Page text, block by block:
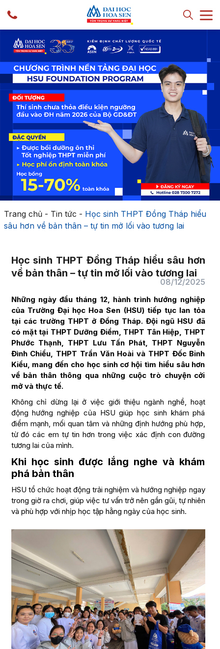
Trang chủ- Tin tức - Học sinh THPT Đồng Tháp hiểu
sâu hơn về bản thân – tự tin mở lối vào tương lai
Học sinh THPT Đồng Tháp hiểu sâu hơn
về bản thân – tự tin mở lối vào tương lai
08/12/2025
Những ngày đầu tháng 12, hành trình hướng nghiệp
của Trường Đại học Hoa Sen (HSU) tiếp tục lan tỏa
tại các trường THPT ở Đồng Tháp. Đội ngũ HSU đã
có mặt tại THPT Dưỡng Điểm, THPT Tân Hiệp, THPT
Phước Thạnh, THPT Lưu Tấn Phát, THPT Nguyễn
Đình Chiểu, THPT Trần Văn Hoài và THPT Đốc Binh
Kiều, mang đến cho học sinh cơ hội tìm hiểu sâu hơn
về bản thân thông qua những cuộc trò chuyện cởi
mở và thực tế.
Không chỉ dừng lại ở việc giới thiệu ngành nghề, hoạt
động hướng nghiệp của HSU giúp học sinh khám phá
điểm mạnh, mối quan tâm và những định hướng phù hợp,
từ đó các em tự tin hơn trong việc xác định con đường
tương lai của mình.
Khi học sinh được lắng nghe và khám
phá bản thân
HSU tổ chức hoạt động trải nghiệm và hướng nghiệp ngay
trong giờ ra chơi, giúp việc tư vấn trở nên gần gũi, tự nhiên
và phù hợp với nhịp học tập hằng ngày của học sinh.